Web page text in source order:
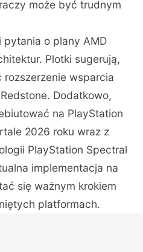
może być trudnym
pytania o plany AMD
Plotki sugerują,
wsparcia
Dodatkowo,
na PlayStation
2026 roku wraz z
PlayStation Spectral
implementacja na
się ważnym krokiem
platformach.